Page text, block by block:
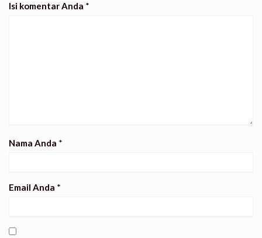
Isi komentar Anda *
Nama Anda *
Email Anda *